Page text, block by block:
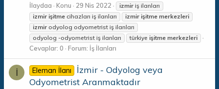
İlaydaa
Konu 29 Nis 2022 izmir iş ilanları
izmir işitme cihazları iş ilanları izmir işitme merkezleri
izmir odyolog odyometrist iş ilanları
odyolog -odyometrist iş ilanları
türkiye işitme merkezleri
Cevaplar: 0 Forum: İş İlanları
İ Eleman İlanı
İzmir - Odyolog veya
Odyometrist Aranmaktadır